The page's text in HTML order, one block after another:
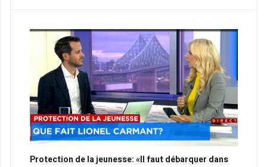
Protection de la jeunesse: «Il faut débarquer dans